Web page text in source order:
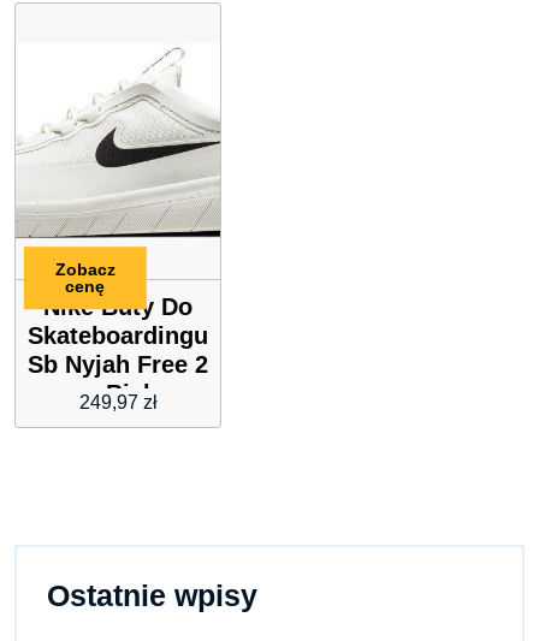
Nike Buty Do
Skateboardingu
Sb Nyjah Free 2
– Biel
249,97 zł
Zobacz
cenę
Ostatnie wpisy